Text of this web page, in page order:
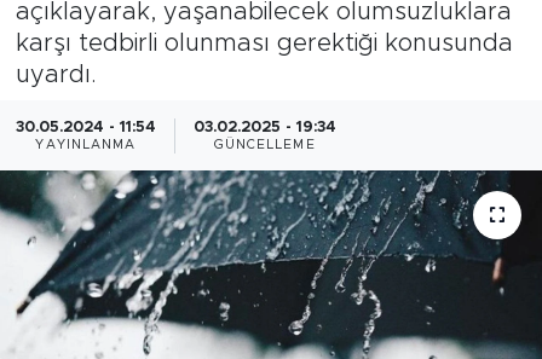
açıklayarak, yaşanabilecek olumsuzluklara
karşı tedbirli olunması gerektiği konusunda
uyardı.
30.05.2024 - 11:54
YAYINLANMA
03.02.2025 - 19:34
GÜNCELLEME
Eğitim
Sanat
Bölge
Teknoloji
Magazin
Dünya
Haber Arşivi